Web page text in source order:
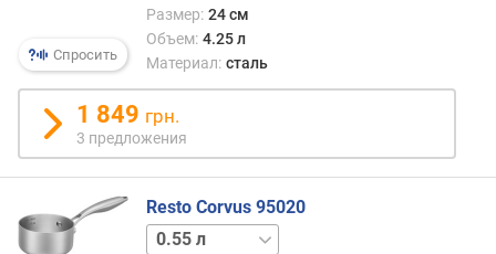
)
л
б
н
Спросить
Размер: 24 см
Объем: 4.25 л
Материал: сталь
1 849 грн.
3 предложения
Resto Corvus 95020
1.4 л